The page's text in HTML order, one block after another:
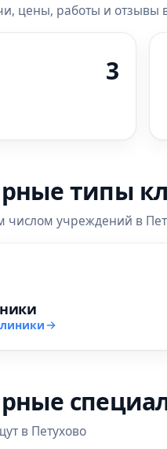
цены, работы и отзывы
3
типы
учреждений в
в Петухово